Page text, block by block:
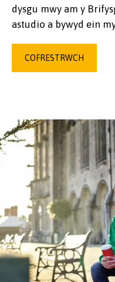
dysgu mwy am y
astudio a bywyd ein
COFRESTRWCH